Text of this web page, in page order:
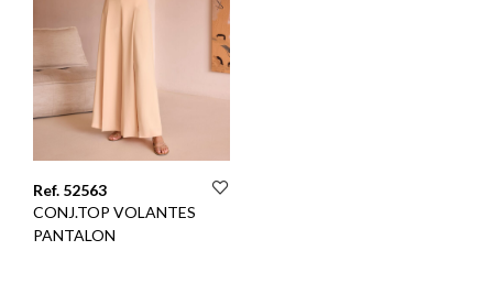
Ref. 52563
CONJ.TOP VOLANTES
PANTALON